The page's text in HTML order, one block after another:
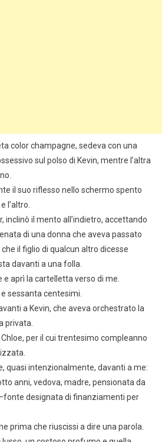
color champagne, sedeva con una
sul polso di Kevin, mentre l’altra
il suo riflesso nello schermo spento
l’altro.
inclinò il mento all’indietro, accettando
di una donna che aveva passato
il figlio di qualcun altro dicesse
davanti a una folla.
e aprì la cartelletta verso di me.
sessanta centesimi.
a Kevin, che aveva orchestrato la
privata.
per il cui trentesimo compleanno
quasi intenzionalmente, davanti a me:
anni, vedova, madre, pensionata da
designata di finanziamenti per
prima che riuscissi a dire una parola.